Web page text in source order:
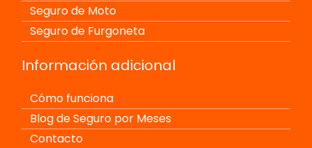
Seguro de Moto
Seguro de Furgoneta
Información adicional
Cómo funciona
Blog de Seguro por Meses
Contacto